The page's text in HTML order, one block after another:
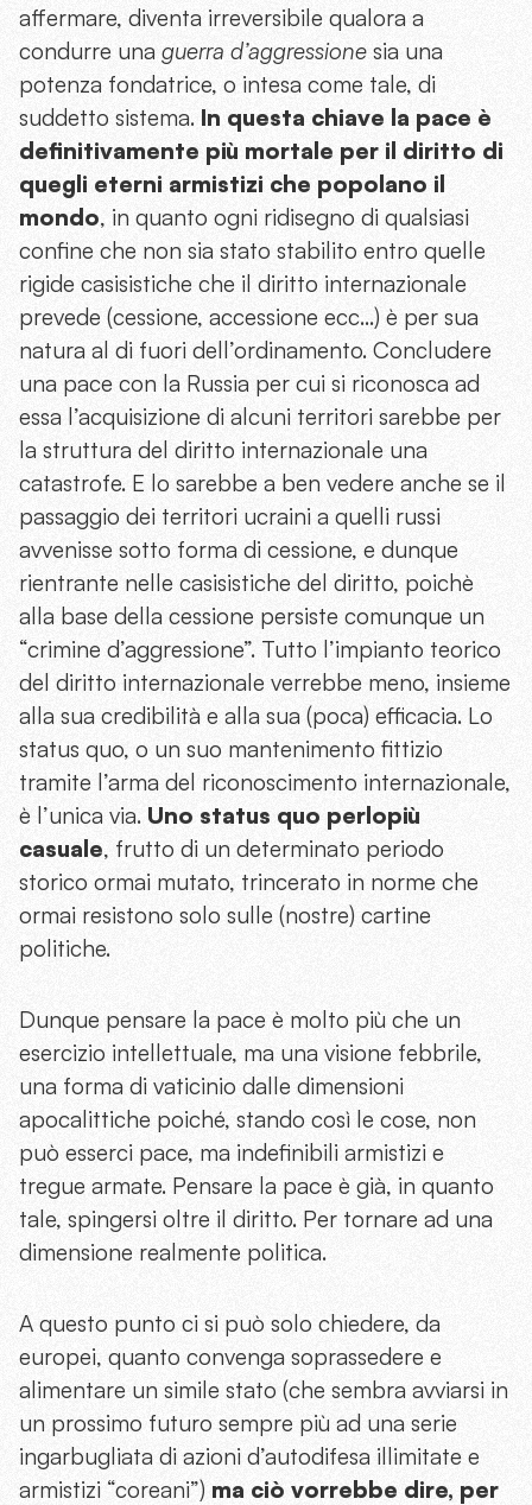
affermare, diventa irreversibile qualora a
condurre una guerra d’aggressione sia una
potenza fondatrice, o intesa come tale, di
suddetto sistema. In questa chiave la pace è
definitivamente più mortale per il diritto di
quegli eterni armistizi che popolano il
mondo, in quanto ogni ridisegno di qualsiasi
confine che non sia stato stabilito entro quelle
rigide casisistiche che il diritto internazionale
prevede (cessione, accessione ecc…) è per sua
natura al di fuori dell’ordinamento. Concludere
una pace con la Russia per cui si riconosca ad
essa l’acquisizione di alcuni territori sarebbe per
la struttura del diritto internazionale una
catastrofe. E lo sarebbe a ben vedere anche se il
passaggio dei territori ucraini a quelli russi
avvenisse sotto forma di cessione, e dunque
rientrante nelle casisistiche del diritto, poichè
alla base della cessione persiste comunque un
“crimine d’aggressione”. Tutto l’impianto teorico
del diritto internazionale verrebbe meno, insieme
alla sua credibilità e alla sua (poca) efficacia. Lo
status quo, o un suo mantenimento fittizio
tramite l’arma del riconoscimento internazionale,
è l’unica via. Uno status quo perlopiù
casuale, frutto di un determinato periodo
storico ormai mutato, trincerato in norme che
ormai resistono solo sulle (nostre) cartine
politiche.
Dunque pensare la pace è molto più che un
esercizio intellettuale, ma una visione febbrile,
una forma di vaticinio dalle dimensioni
apocalittiche poiché, stando così le cose, non
può esserci pace, ma indefinibili armistizi e
tregue armate. Pensare la pace è già, in quanto
tale, spingersi oltre il diritto. Per tornare ad una
dimensione realmente politica.
A questo punto ci si può solo chiedere, da
europei, quanto convenga soprassedere e
alimentare un simile stato (che sembra avviarsi in
un prossimo futuro sempre più ad una serie
ingarbugliata di azioni d’autodifesa illimitate e
armistizi “coreani”) ma ciò vorrebbe dire, per